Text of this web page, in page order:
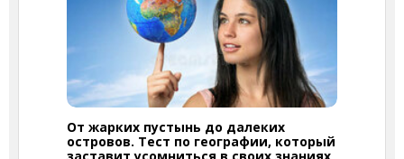
От жарких пустынь до далеких
островов. Тест по географии, который